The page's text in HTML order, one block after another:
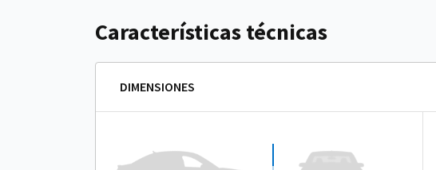
Características técnicas
DIMENSIONES